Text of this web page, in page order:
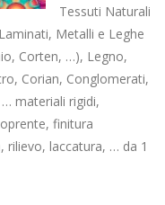
Tessuti Naturali
Metalli e Leghe
Corten, …), Legno,
Corian, Conglomerati,
materiali rigidi,
finitura
rilievo, laccatura, … da 1